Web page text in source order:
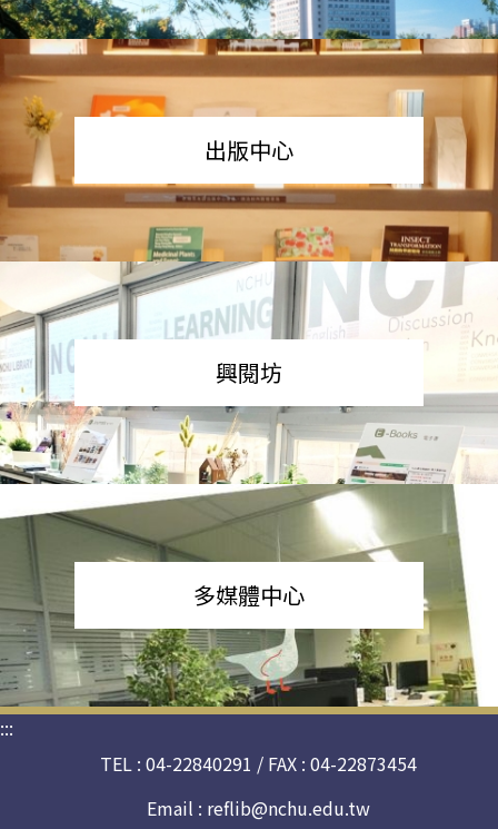
出版中心
興閱坊
多媒體中心
:::
TEL : 04-22840291 / FAX : 04-22873454
Email : reflib@nchu.edu.tw